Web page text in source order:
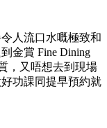
人流口水嘅極致和
金賞 Fine Dining
，又唔想去到現場
功課同提早預約就